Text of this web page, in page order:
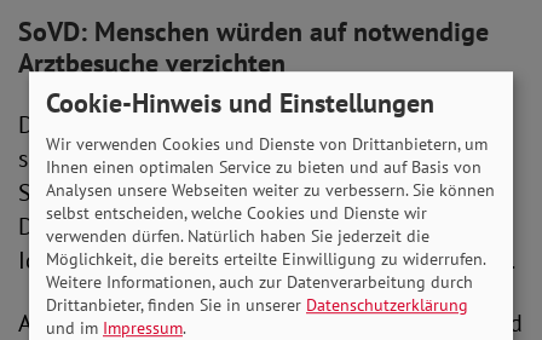
SoVD: Menschen würden auf notwendige
Arztbesuche verzichten
Die Kritik an dem Vorschlag ließ nicht lange auf
sich warten und kam von verschiedenen Seiten.
Sowohl der Hausärzte-Verband als auch Die
Deutsche Stiftung Patientenschutz lehnten die
Idee ab und wiesen sie als unpraktikabel zurück.
Auch der SoVD bezog dagegen klar Stellung und
Cookie-Hinweis und Einstellungen
Wir verwenden Cookies und Dienste von Drittanbietern, um
Ihnen einen optimalen Service zu bieten und auf Basis von
Analysen unsere Webseiten weiter zu verbessern. Sie können
selbst entscheiden, welche Cookies und Dienste wir
verwenden dürfen. Natürlich haben Sie jederzeit die
Möglichkeit, die bereits erteilte Einwilligung zu widerrufen.
Weitere Informationen, auch zur Datenverarbeitung durch
Drittanbieter, finden Sie in unserer Datenschutzerklärung
und im Impressum.